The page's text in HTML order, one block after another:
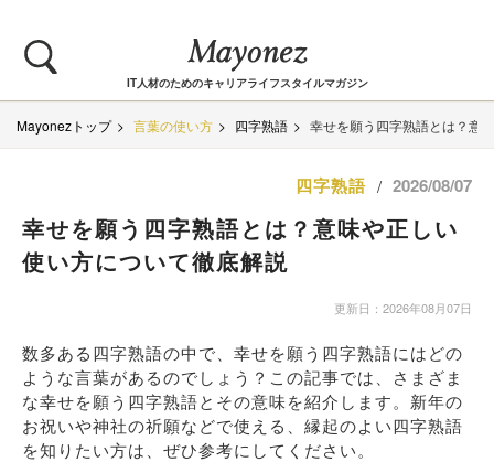
IT人材のためのキャリアライフスタイルマガジン
Mayonezトップ 言葉の使い方 四字熟語 幸せを願う四字熟語とは？意
四字熟語 / 2026/08/07
幸せを願う四字熟語とは？意味や正しい
使い方について徹底解説
更新日：2026年08月07日
数多ある四字熟語の中で、幸せを願う四字熟語にはどの
ような言葉があるのでしょう？この記事では、さまざま
な幸せを願う四字熟語とその意味を紹介します。新年の
お祝いや神社の祈願などで使える、縁起のよい四字熟語
を知りたい方は、ぜひ参考にしてください。